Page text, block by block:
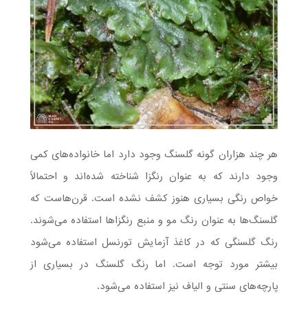
هر چند هزاران گونه گلسنگ وجود دارد اما خانواده‌های کمی
وجود دارند که به عنوان رنگزا شناخته شده‌اند و احتمالاً
خواص رنگی بسیاری هنوز کشف نشده است. قرن‌هاست که
گلسنگ‌ها به عنوان رنگ مو و منبع رنگزاها استفاده می‌شوند.
رنگ گلسنگی که در کاغذ آزمایش تورنسل استفاده می‌شود
بیشتر مورد توجه است. اما رنگ گلسنگ در بسیاری از
پارچه‌های سنتی و الیاف نیز استفاده می‌شود.